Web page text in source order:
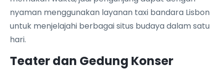
nyaman menggunakan layanan taxi bandara Lisbon
untuk menjelajahi berbagai situs budaya dalam satu
hari.
Teater dan Gedung Konser